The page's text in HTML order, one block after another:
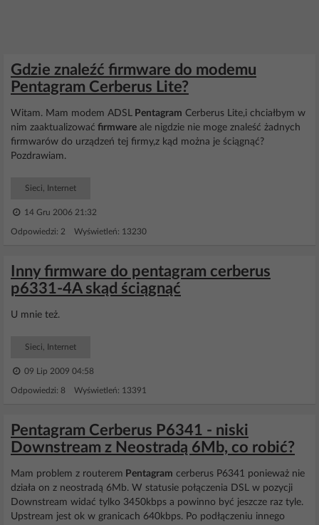
Gdzie znaleźć firmware do modemu
Pentagram Cerberus Lite?
Witam. Mam modem ADSL Pentagram Cerberus Lite,i chciałbym w
nim zaaktualizować firmware ale nigdzie nie moge znaleść żadnych
firmwarów do urządzeń tej firmy,z kąd można je ściągnąć?
Pozdrawiam.
Sieci, Internet
14 Gru 2006 21:32
Odpowiedzi: 2 Wyświetleń: 13230
Inny firmware do pentagram cerberus
p6331-4A skąd ściągnąć
U mnie też.
Sieci, Internet
09 Lip 2009 04:58
Odpowiedzi: 8 Wyświetleń: 13391
Pentagram Cerberus P6341 - niski
Downstream z Neostradą 6Mb, co robić?
Mam problem z routerem Pentagram cerberus P6341 ponieważ nie
działa on z neostradą 6Mb. W statusie połączenia DSL w pozycji
Downstream widać tylko 3450kbps a powinno być jeszcze raz tyle.
Upstream jest ok w granicach 640kbps. Po podłączeniu innego